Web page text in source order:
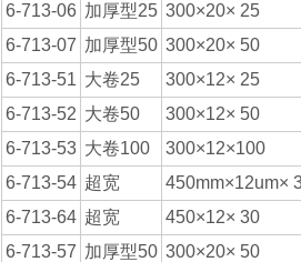
6-713-06 加厚型25 300×20× 25
6-713-07 加厚型50 300×20× 50
6-713-51 大卷25 300×12× 25
6-713-52 大卷50 300×12× 50
6-713-53 大卷100 300×12×100
6-713-54 超宽 450mm×12um×
6-713-64 超宽 450×12× 30
6-713-57 加厚型50 300×20× 50